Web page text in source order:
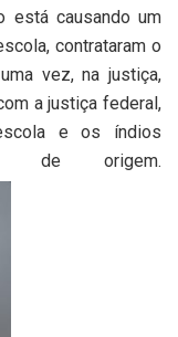
está causando um
contrataram o
vez, na justiça,
a justiça federal,
e os índios
de origem.